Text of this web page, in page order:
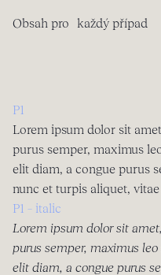
Obsah pro každý případ
P1
Lorem ipsum dolor sit
purus semper, maximus
elit diam, a congue purus
nunc et turpis aliquet,
P1 – italic
Lorem ipsum dolor sit amet,
purus semper, maximus
elit diam, a congue purus